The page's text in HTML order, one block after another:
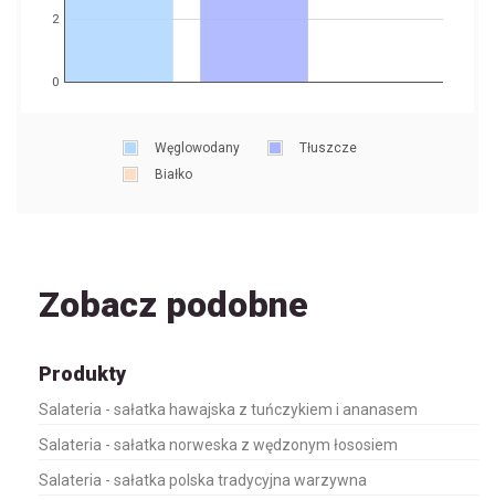
0
2
Węglowodany
Tłuszcze
Białko
Zobacz podobne
Produkty
Salateria - sałatka hawajska z tuńczykiem i ananasem
Salateria - sałatka norweska z wędzonym łososiem
Salateria - sałatka polska tradycyjna warzywna